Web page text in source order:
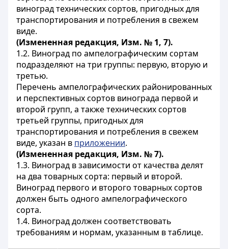
виноград технических сортов, пригодных для
транспортирования и потребления в свежем
виде.
(Измененная редакция, Изм. № 1, 7).
1.2. Виноград по ампелографическим сортам
подразделяют на три группы: первую, вторую и
третью.
Перечень ампелографических районированных
и перспективных сортов винограда первой и
второй групп, а также технических сортов
третьей группы, пригодных для
транспортирования и потребления в свежем
виде, указан в приложении.
(Измененная редакция, Изм. № 7).
1.3. Виноград в зависимости от качества делят
на два товарных сорта: первый и второй.
Виноград первого и второго товарных сортов
должен быть одного ампелографического
сорта.
1.4. Виноград должен соответствовать
требованиям и нормам, указанным в таблице.